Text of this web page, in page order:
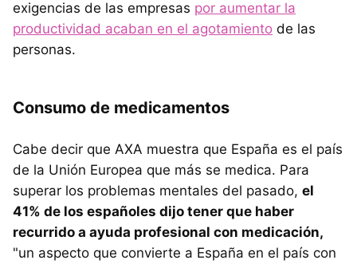
exigencias de las empresas por aumentar la
productividad acaban en el agotamiento de las
personas.
Consumo de medicamentos
Cabe decir que AXA muestra que España es el país
de la Unión Europea que más se medica. Para
superar los problemas mentales del pasado, el
41% de los españoles dijo tener que haber
recurrido a ayuda profesional con medicación,
"un aspecto que convierte a España en el país con